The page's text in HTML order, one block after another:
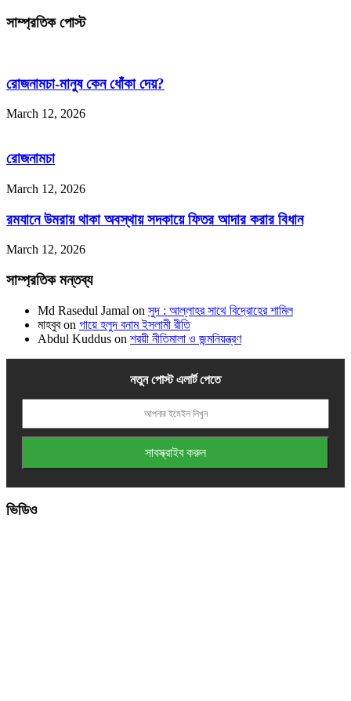
সাম্প্রতিক পোস্ট
রোজনামচা-মানুষ কেন ধোঁকা দেয়?
March 12, 2026
রোজনামচা
March 12, 2026
রমযানে উমরায় থাকা অবস্থায় সদকায়ে ফিতর আদার করার বিধান
March 12, 2026
সাম্প্রতিক মন্তব্য
Md Rasedul Jamal on সুদ : আল্লাহর সাথে বিদ্রোহের শামিল
মাহবুবon গায়ে হলুদ বনাম ইসলামী রীতি
Abdul Kuddus on শরয়ী নীতিমালা ও জন্মনিয়ন্ত্রণ
নতুন পোস্ট এলার্ট পেতে
ভিডিও